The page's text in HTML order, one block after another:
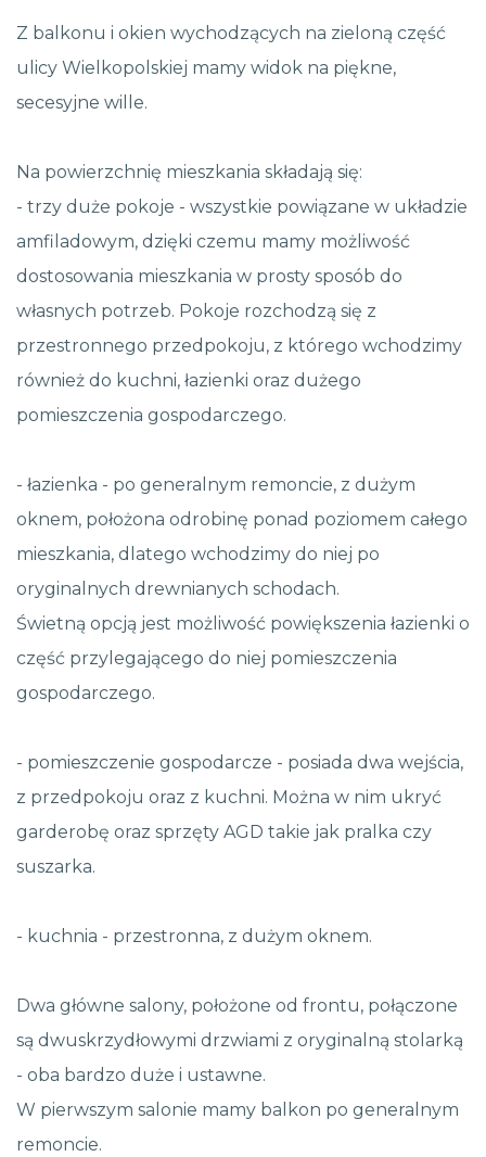
Z balkonu i okien wychodzących na zieloną część
ulicy Wielkopolskiej mamy widok na piękne,
secesyjne wille.
Na powierzchnię mieszkania składają się:
- trzy duże pokoje - wszystkie powiązane w układzie
amfiladowym, dzięki czemu mamy możliwość
dostosowania mieszkania w prosty sposób do
własnych potrzeb. Pokoje rozchodzą się z
przestronnego przedpokoju, z którego wchodzimy
również do kuchni, łazienki oraz dużego
pomieszczenia gospodarczego.
- łazienka - po generalnym remoncie, z dużym
oknem, położona odrobinę ponad poziomem całego
mieszkania, dlatego wchodzimy do niej po
oryginalnych drewnianych schodach.
Świetną opcją jest możliwość powiększenia łazienki o
część przylegającego do niej pomieszczenia
gospodarczego.
- pomieszczenie gospodarcze - posiada dwa wejścia,
z przedpokoju oraz z kuchni. Można w nim ukryć
garderobę oraz sprzęty AGD takie jak pralka czy
suszarka.
- kuchnia - przestronna, z dużym oknem.
Dwa główne salony, położone od frontu, połączone
są dwuskrzydłowymi drzwiami z oryginalną stolarką
- oba bardzo duże i ustawne.
W pierwszym salonie mamy balkon po generalnym
remoncie.